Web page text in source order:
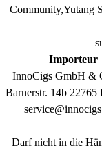
Community,Yutang
Importeur
InnoCigs GmbH &
Barnerstr. 14b 22765
Darf nicht in die